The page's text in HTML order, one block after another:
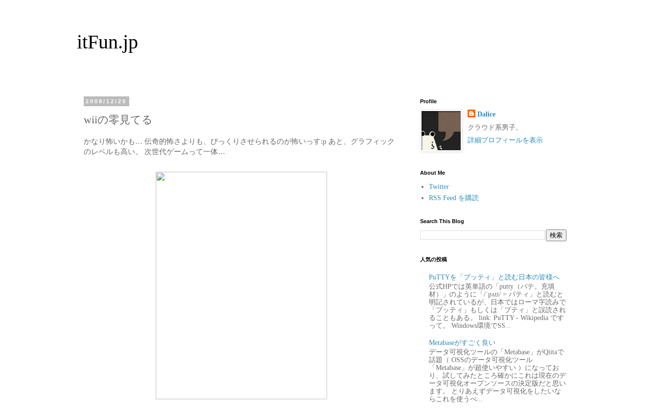
itFun.jp
2008/12/20
wiiの零見てる
かなり怖いかも… 伝奇的怖さよりも、びっくりさせられるのが怖いっす:p あと、グラフィック
のレベルも高い。 次世代ゲームって一体…
Profile
Dalice
クラウド系男子。
詳細プロフィールを表示
About Me
Twitter
RSS Feed を購読
Search This Blog
人気の投稿
PuTTYを「プッティ」と読む日本の皆様へ
公式HPでは英単語の「putty（パテ。充填
材）」のように「/ˈpʌti/ = パティ」と読むと
明記されているが、日本ではローマ字読みで
「プッティ」もしくは「プティ」と誤読され
ることもある。 link: PuTTY - Wikipedia です
って。 Windows環境でSS...
Metabaseがすごく良い
データ可視化ツールの「Metabase」がQiitaで
話題（ OSSのデータ可視化ツール
「Metabase」が超使いやすい ）になってお
り、試してみたところ確かにこれは現在のデ
ータ可視化オープンソースの決定版だと思い
ます。 とりあえずデータ可視化をしたいな
らこれを使うべ...